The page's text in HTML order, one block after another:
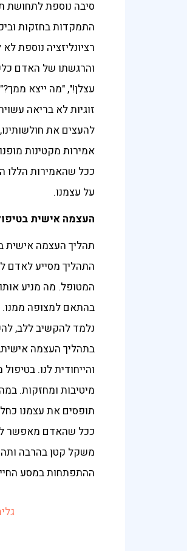
סיבה נוספת לתחושת
התמקדות בחזקות
רציונליזציה נוספת
והרגשתו של האדם
עצלן!", "מה ייצא
זוגיות לא בריאה
להעצים את
אמירות מקטינות
ככל שהאמירות הללו
על עצמנו.
העצמה אישית
תהליך העצמה אישית
התהליך מסייע לאדם
המטופל. מה מניע
בהתאם למצופה ממנו.
נלמד להקשיב ללב,
בתהליך העצמה
והייחודית לנו.
מיטיבות ומחזקות.
תופסים את עצמנו
ככל שהאדם מאפשר
משקל קטן בהרבה
ההתפתחות במסע